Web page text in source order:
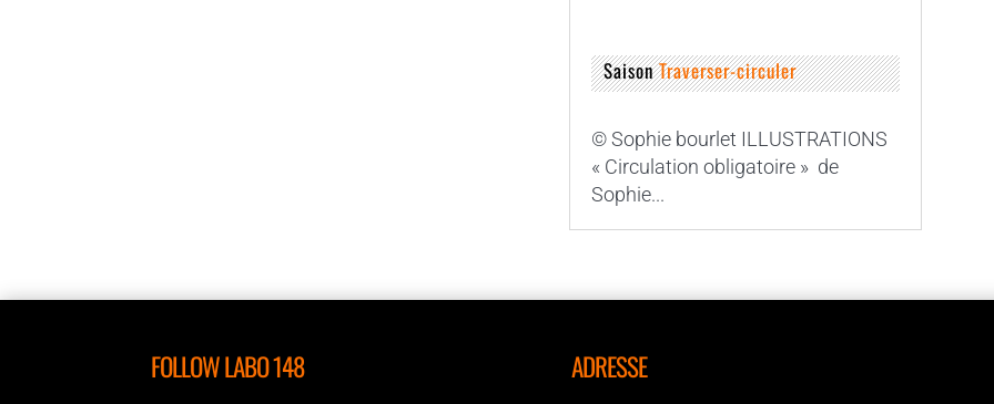
SaisonTraverser-circuler
© Sophie bourlet ILLUSTRATIONS
« Circulation obligatoire » de
Sophie...
FOLLOW LABO 148 ADRESSE